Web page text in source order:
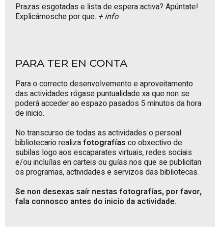
Prazas esgotadas e lista de espera activa? Apúntate!
Explicámosche por que. + info
PARA TER EN CONTA
Para o correcto desenvolvemento e aproveitamento
das actividades rógase puntualidade xa que non se
poderá acceder ao espazo pasados 5 minutos da hora
de inicio.
No transcurso de todas as actividades o persoal
bibliotecario realizafotografías co obxectivo de
subilas logo aos escaparates virtuais, redes sociais
e/ou incluílas en carteis ou guías nos que se publicitan
os programas, actividades e servizos das bibliotecas.
Se non desexas saír nestas fotografías, por favor,
fala connosco antes do inicio da actividade.